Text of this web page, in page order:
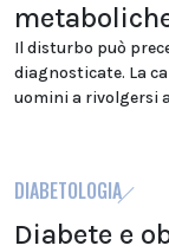
Il disturbo può
diagnosticate. La
uomini a rivolgersi
DIABETOLOGIA
Diabete e